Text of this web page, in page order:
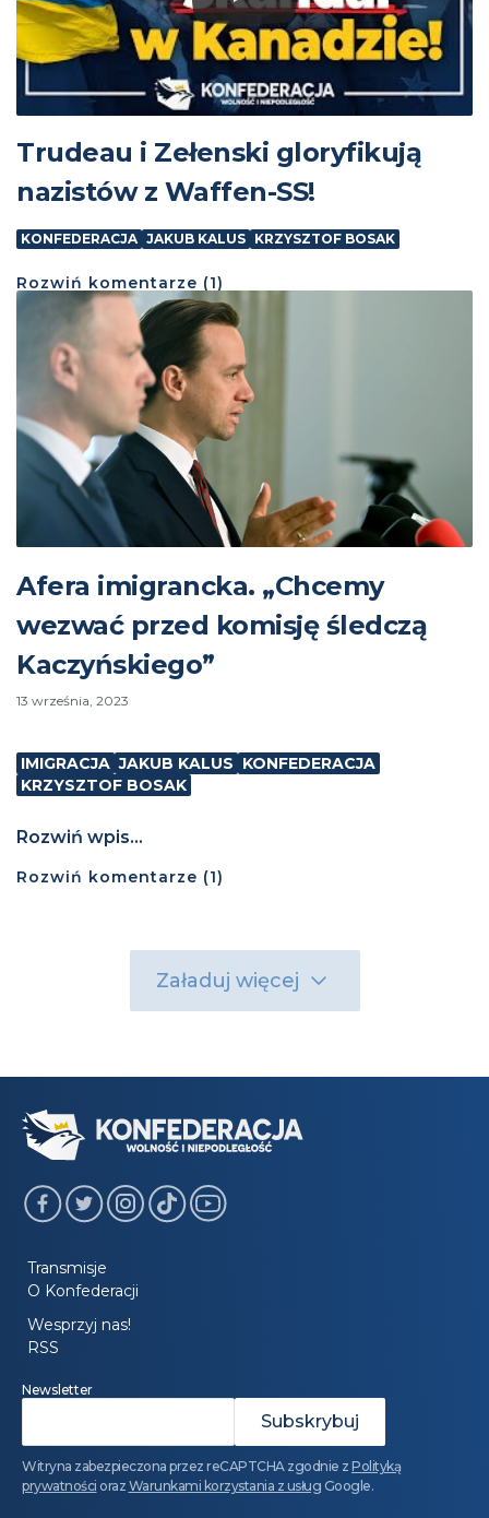
Trudeau i Zełenski gloryfikują
nazistów z Waffen-SS!
KONFEDERACJA JAKUB KALUS KRZYSZTOF BOSAK
Rozwiń komentarze (1)
Afera imigrancka. „Chcemy
wezwać przed komisję śledczą
Kaczyńskiego”
13 września, 2023
IMIGRACJA JAKUB KALUS KONFEDERACJA
KRZYSZTOF BOSAK
Rozwiń wpis...
Rozwiń komentarze (1)
Załaduj więcej
Transmisje
O Konfederacji
Wesprzyj nas!
RSS
Newsletter
Witryna zabezpieczona przez reCAPTCHA zgodnie z Polityką
prywatności oraz Warunkami korzystania z usług Google.